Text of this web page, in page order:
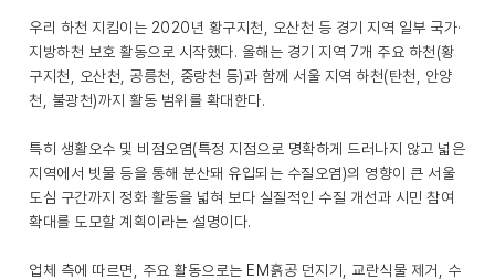
우리 하천 지킴이는 2020년 황구지천, 오산천 등 경기 지역 일부 국가·
지방하천 보호 활동으로 시작했다. 올해는 경기 지역 7개 주요 하천(황
구지천, 오산천, 공릉천, 중랑천 등)과 함께 서울 지역 하천(탄천, 안양
천, 불광천)까지 활동 범위를 확대한다.
특히 생활오수 및 비점오염(특정 지점으로 명확하게 드러나지 않고 넓은
지역에서 빗물 등을 통해 분산돼 유입되는 수질오염)의 영향이 큰 서울
도심 구간까지 정화 활동을 넓혀 보다 실질적인 수질 개선과 시민 참여
확대를 도모할 계획이라는 설명이다.
업체 측에 따르면, 주요 활동으로는 EM흙공 던지기, 교란식물 제거, 수